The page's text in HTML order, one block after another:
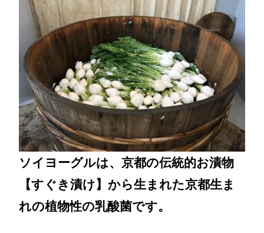
ソイヨーグルは、京都の伝統的お漬物
【すぐき漬け】から生まれた京都生ま
れの植物性の乳酸菌です。